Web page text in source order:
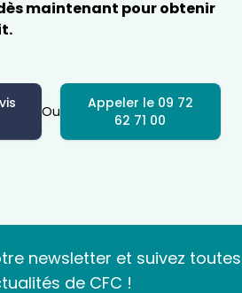
maintenant pour obtenir
Ou
Appeler le 09 72
62 71 00
newsletter et suivez toutes
de CFC !